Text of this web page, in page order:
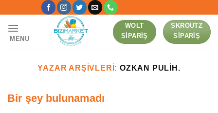
content
MENU
WOLT
SIPARIŞ
SKROUTZ
SIPARIŞ
YAZAR ARŞIVLERI: OZKAN PULIH.
Bir şey bulunamadı